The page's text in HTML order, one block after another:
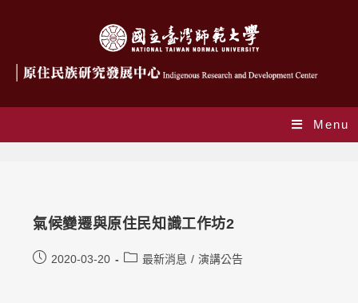
Menu
氣候變遷與原住民知識工作坊2
2020-03-20 最新消息 / 演講公告